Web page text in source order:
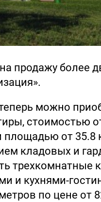
продажу более
можно
стоимостью
площадью от 35.8
кладовых и
трехкомнатные
и кухнями-
по цене от